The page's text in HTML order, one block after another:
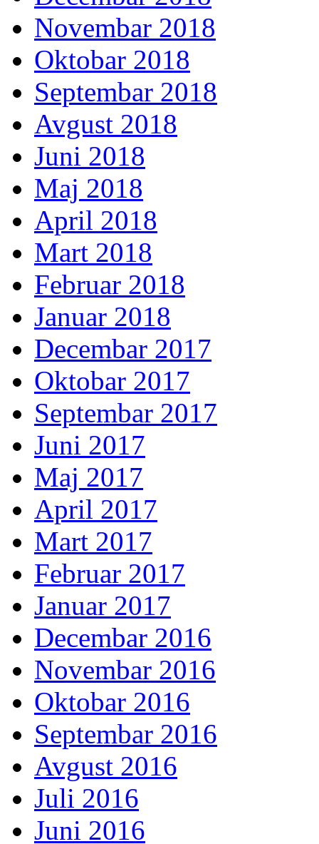
Novembar 2018
Oktobar 2018
Septembar 2018
Avgust 2018
Juni 2018
Maj 2018
April 2018
Mart 2018
Februar 2018
Januar 2018
Decembar 2017
Oktobar 2017
Septembar 2017
Juni 2017
Maj 2017
April 2017
Mart 2017
Februar 2017
Januar 2017
Decembar 2016
Novembar 2016
Oktobar 2016
Septembar 2016
Avgust 2016
Juli 2016
Juni 2016